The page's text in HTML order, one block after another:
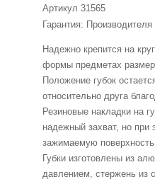
Артикул 31565
Гарантия: Производителя
Надежно крепится на
формы предметах
Положение губок
относительно друга
Резиновые накладки на
надежный захват, но
зажимаемую
Губки изготовлены из
давлением, стержень из